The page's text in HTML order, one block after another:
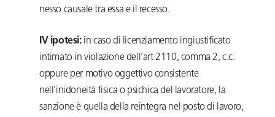
nesso causale tra essa e il recesso.
IV ipotesi:in caso di licenziamento ingiustificato
intimato in violazione dell’art 2110, comma 2, c.c.
oppure per motivo oggettivo consistente
nell’inidoneità fisica o psichica del lavoratore, la
sanzione è quella della reintegra nel posto di lavoro,